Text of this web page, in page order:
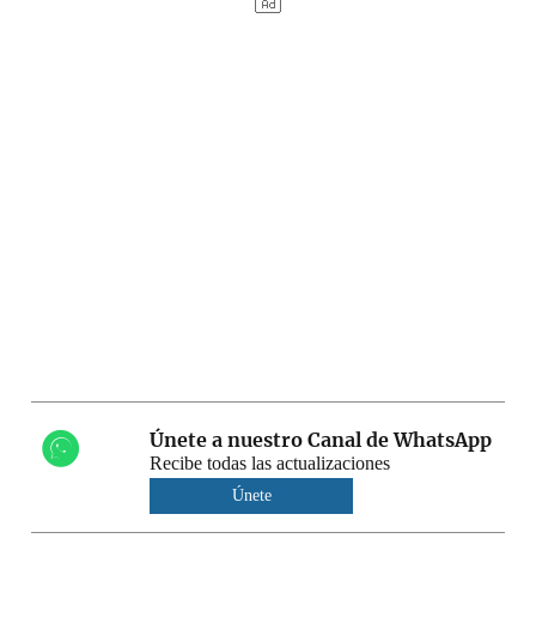
Únete a nuestro Canal de WhatsApp
Recibe todas las actualizaciones
Únete